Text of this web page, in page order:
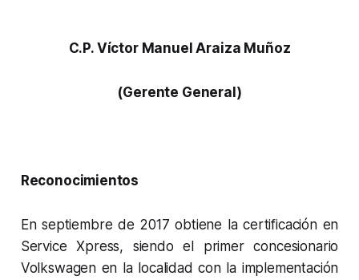
C.P. Víctor Manuel Araiza Muñoz
(Gerente General)
Reconocimientos
En septiembre de 2017 obtiene la certificación en
Service Xpress, siendo el primer concesionario
Volkswagen en la localidad con la implementación